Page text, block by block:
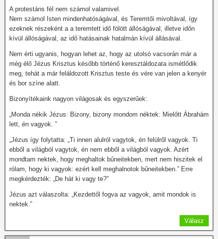
A protestáns fél nem számol valamivel.
Nem számol Isten mindenhatóságával, és Teremtői mivoltával, így
ezeknek részeként a a teremtett idő fölött állóságával, illetve időn
kívül állóságával, az idő hatásainak hatalmán kívül állásával.
Nem érti ugyanis, hogyan lehet az, hogy az utolsó vacsorán már a
még élő Jézus Krisztus később történő keresztáldozata ismétlődik
meg, tehát a már feláldozott Krisztus teste és vére van jelen a kenyér
és bor színe alatt.
Bizonyítékaink nagyon világosak és egyszerűek:
„Monda nékik Jézus: Bizony, bizony mondom néktek: Mielőtt Ábrahám
lett, én vagyok. ”
„Jézus így folytatta: „Ti innen alulról vagytok, én felülről vagyok. Ti
ebből a világból vagytok, én nem ebből a világból vagyok. Azért
mondtam nektek, hogy meghaltok bűneitekben, mert nem hiszitek el
rólam, hogy ki vagyok: ezért kell meghalnotok bűneitekben.” Erre
megkérdezték: „De hát ki vagy te?”
Jézus azt válaszolta: „Kezdettől fogva az vagyok, amit mondok is
nektek.”
Válasz